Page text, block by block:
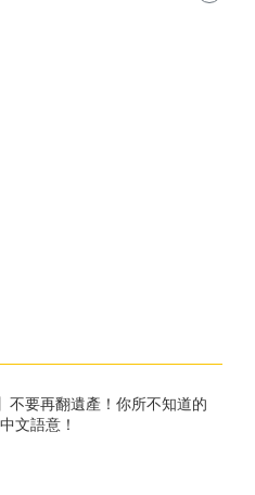
不要再翻遺產！你所不知道的
文語意！